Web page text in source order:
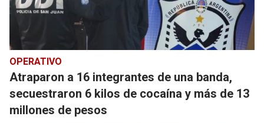
OPERATIVO
Atraparon a 16 integrantes de una banda,
secuestraron 6 kilos de cocaína y más de 13
millones de pesos